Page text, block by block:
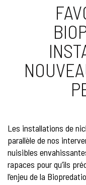
Les installations de
parallèle de nos
nuisibles
rapaces pour qu’ils
l’enjeu de la